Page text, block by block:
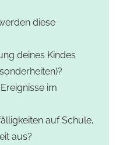
diese
deines Kindes
im
auf Schule,
aus?